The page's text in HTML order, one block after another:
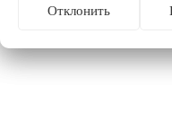
Отклонить